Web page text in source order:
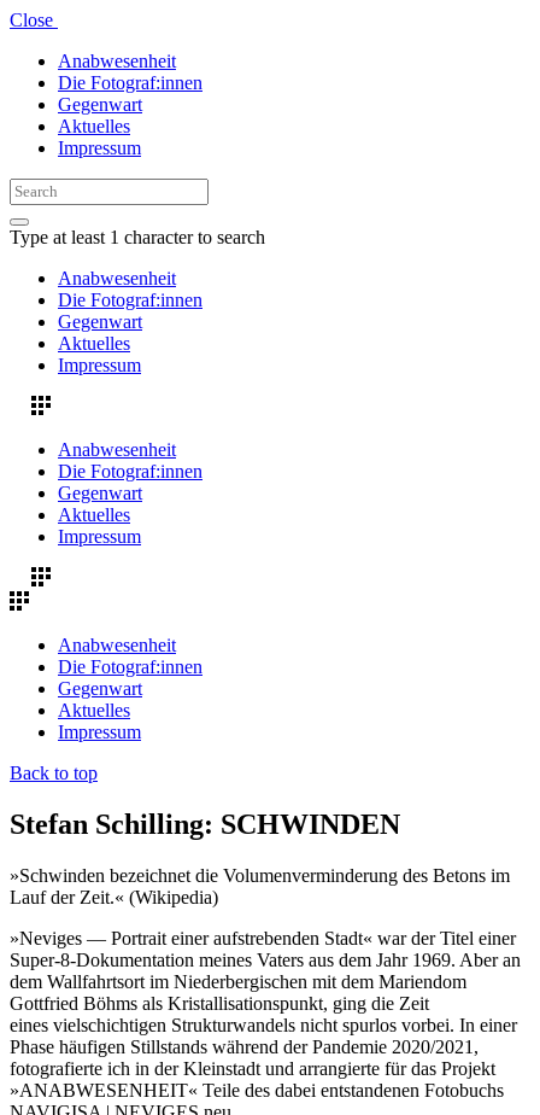
Close
Anabwesenheit
Die Fotograf:innen
Gegenwart
Aktuelles
Impressum
Type at least 1 character to search
Anabwesenheit
Die Fotograf:innen
Gegenwart
Aktuelles
Impressum
Anabwesenheit
Die Fotograf:innen
Gegenwart
Aktuelles
Impressum
Anabwesenheit
Die Fotograf:innen
Gegenwart
Aktuelles
Impressum
Back to top
Stefan Schilling: SCHWINDEN
»Schwinden bezeichnet die Volumenverminderung des Betons im
Lauf der Zeit.« (Wikipedia)
»Neviges — Portrait einer aufstrebenden Stadt« war der Titel einer
Super-8-Dokumentation meines Vaters aus dem Jahr 1969. Aber an
dem Wallfahrtsort im Niederbergischen mit dem Mariendom
Gottfried Böhms als Kristallisationspunkt, ging die Zeit
eines vielschichtigen Strukturwandels nicht spurlos vorbei. In einer
Phase häufigen Stillstands während der Pandemie 2020/2021,
fotografierte ich in der Kleinstadt und arrangierte für das Projekt
»ANABWESENHEIT« Teile des dabei entstandenen Fotobuchs